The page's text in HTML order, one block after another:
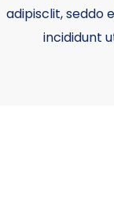
adipisclit, seddo
incididunt